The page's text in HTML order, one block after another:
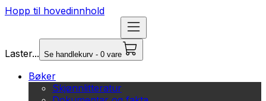
Hopp til hovedinnhold
Laster... Se handlekurv - 0 vare
Bøker
Skjønnlitteratur